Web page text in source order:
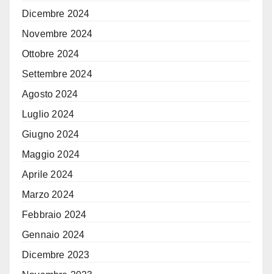
Dicembre 2024
Novembre 2024
Ottobre 2024
Settembre 2024
Agosto 2024
Luglio 2024
Giugno 2024
Maggio 2024
Aprile 2024
Marzo 2024
Febbraio 2024
Gennaio 2024
Dicembre 2023